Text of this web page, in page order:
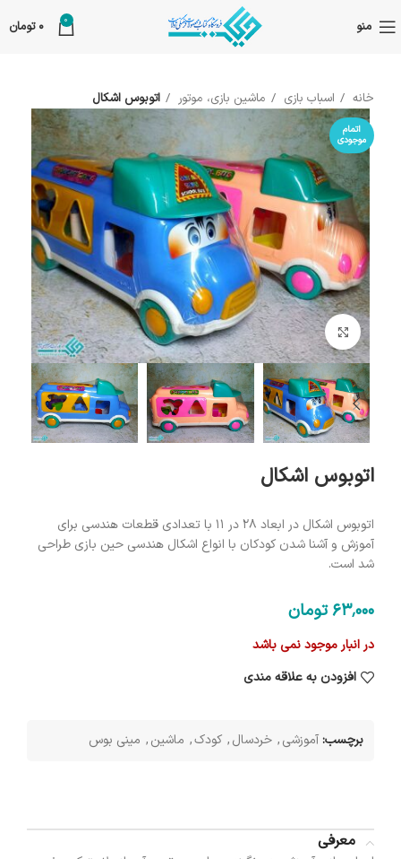
منو 0
0 تومان
خانه اسباب بازی ماشین بازی، موتور اتوبوس اشکال
اتمام
موجودی
بزرگنمایی تصویر
اتوبوس اشکال
اتوبوس اشکال در ابعاد 28 در 11 با تعدادی قطعات هندسی برای
آموزش و آشنا شدن کودکان با انواع اشکال هندسی حین بازی طراحی
شد است.
63٬000تومان
در انبار موجود نمی باشد
افزودن به علاقه مندی
برچسب:آموزشی, خردسال, کودک, ماشین, مینی بوس
معرفی